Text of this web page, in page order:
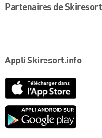
Partenaires de Skiresort
Appli Skiresort.info
Google